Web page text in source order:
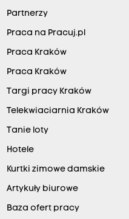
Partnerzy
Praca na Pracuj.pl
Praca Kraków
Praca Kraków
Targi pracy Kraków
Telekwiaciarnia Kraków
Tanie loty
Hotele
Kurtki zimowe damskie
Artykuły biurowe
Baza ofert pracy